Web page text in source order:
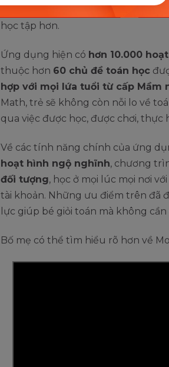
học tập hơn.
Ứng dụng hiện có hơn 10.000
thuộc hơn 60 chủ đề toán học
hợp với mọi lứa tuổi từ cấp Mầm
Math, trẻ sẽ không còn nỗi lo về
qua việc được học, được chơi, thực
Về các tính năng chính của ứng
hoạt hình ngộ nghĩnh, chương
đối tượng, học ở mọi lúc mọi nơi
tài khoản. Những ưu điểm trên đã
lực giúp bé giỏi toán mà không
Bố mẹ có thể tìm hiểu rõ hơn về